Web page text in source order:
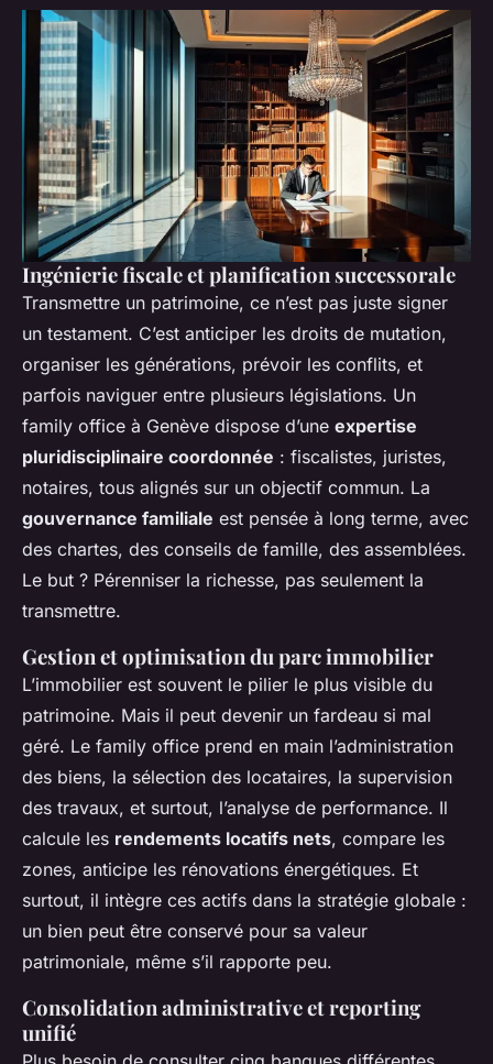
Ingénierie fiscale et planification successorale
Transmettre un patrimoine, ce n’est pas juste signer
un testament. C’est anticiper les droits de mutation,
organiser les générations, prévoir les conflits, et
parfois naviguer entre plusieurs législations. Un
family office à Genève dispose d’une expertise
pluridisciplinaire coordonnée : fiscalistes, juristes,
notaires, tous alignés sur un objectif commun. La
gouvernance familiale est pensée à long terme, avec
des chartes, des conseils de famille, des assemblées.
Le but ? Pérenniser la richesse, pas seulement la
transmettre.
Gestion et optimisation du parc immobilier
L’immobilier est souvent le pilier le plus visible du
patrimoine. Mais il peut devenir un fardeau si mal
géré. Le family office prend en main l’administration
des biens, la sélection des locataires, la supervision
des travaux, et surtout, l’analyse de performance. Il
calcule les rendements locatifs nets, compare les
zones, anticipe les rénovations énergétiques. Et
surtout, il intègre ces actifs dans la stratégie globale :
un bien peut être conservé pour sa valeur
patrimoniale, même s’il rapporte peu.
Consolidation administrative et reporting
unifié